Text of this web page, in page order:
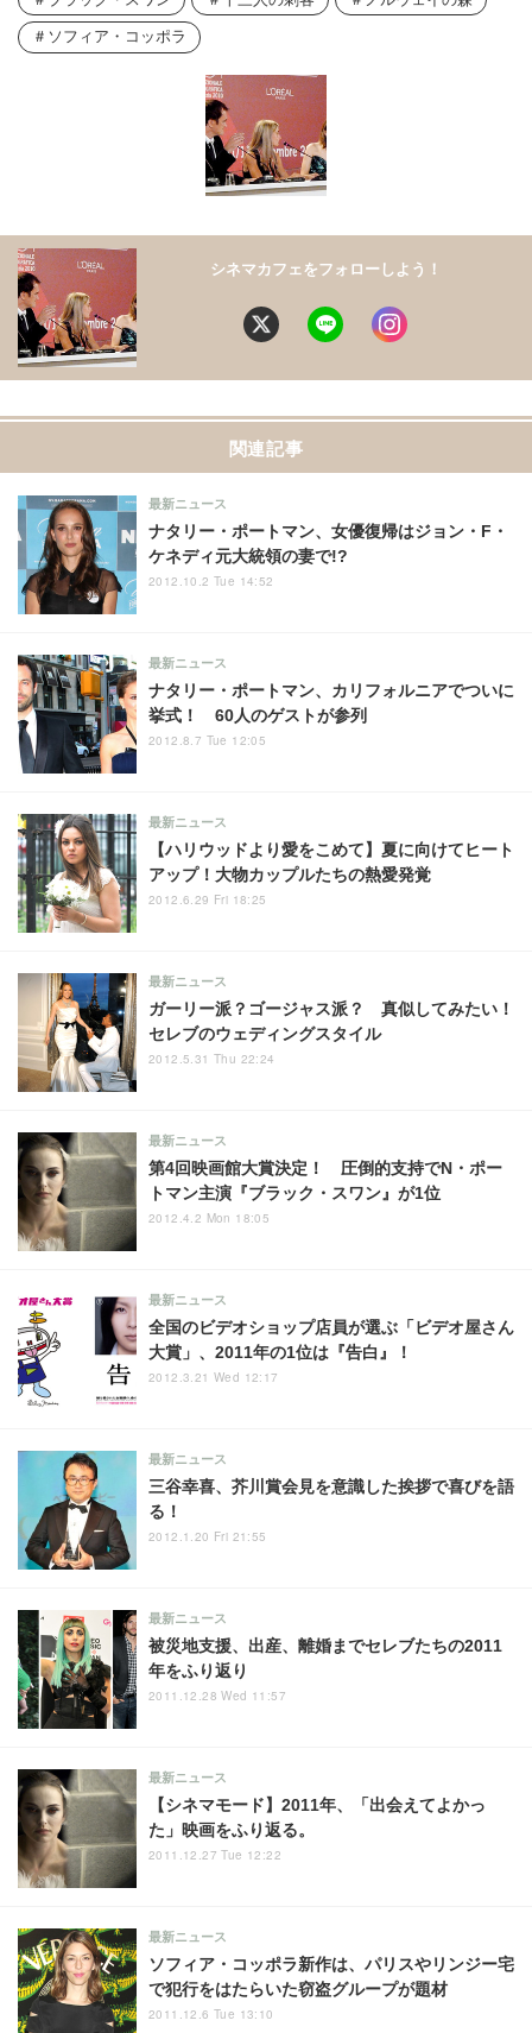
ソフィア・コッポラ
シネマカフェをフォローしよう！
関連記事
ナタリー・ポートマン、女優復帰はジョン・F・
ケネディ元大統領の妻で!?
最新ニュース
2012.10.2 Tue 14:52
ナタリー・ポートマン、カリフォルニアでついに
挙式！ 60人のゲストが参列
最新ニュース
2012.8.7 Tue 12:05
【ハリウッドより愛をこめて】夏に向けてヒート
アップ！大物カップルたちの熱愛発覚
最新ニュース
2012.6.29 Fri 18:25
ガーリー派？ゴージャス派？ 真似してみたい！
セレブのウェディングスタイル
最新ニュース
2012.5.31 Thu 22:24
第4回映画館大賞決定！ 圧倒的支持でN・ポー
トマン主演『ブラック・スワン』が1位
最新ニュース
2012.4.2 Mon 18:05
全国のビデオショップ店員が選ぶ「ビデオ屋さん
大賞」、2011年の1位は『告白』！
最新ニュース
2012.3.21 Wed 12:17
三谷幸喜、芥川賞会見を意識した挨拶で喜びを語
る！
最新ニュース
2012.1.20 Fri 21:55
被災地支援、出産、離婚までセレブたちの2011
年をふり返り
最新ニュース
2011.12.28 Wed 11:57
【シネマモード】2011年、「出会えてよかっ
た」映画をふり返る。
最新ニュース
2011.12.27 Tue 12:22
ソフィア・コッポラ新作は、パリスやリンジー宅
で犯行をはたらいた窃盗グループが題材
最新ニュース
2011.12.6 Tue 13:10